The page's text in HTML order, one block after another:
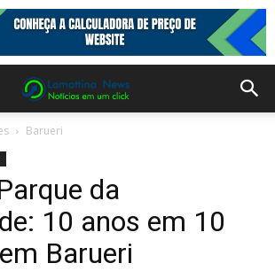
Barueri
da
10 anos em 10
Barueri